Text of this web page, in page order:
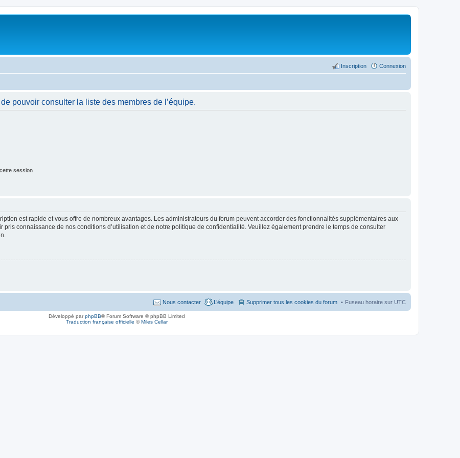
Connexion
Inscription
pouvoir consulter la liste des membres de l’équipe.
session
est rapide et vous offre de nombreux avantages. Les administrateurs du forum peuvent accorder des fonctionnalités supplémentaires aux
pris connaissance de nos conditions d’utilisation et de notre politique de confidentialité. Veuillez également prendre le temps de consulter
Fuseau horaire sur UTC
Supprimer tous les cookies du forum
L’équipe
Nous contacter
Développé parphpBB® Forum Software © phpBB Limited
Traduction française officielle ©Miles Cellar